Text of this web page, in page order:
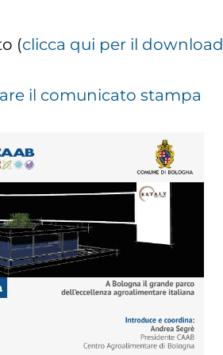
(clicca qui per il download
il comunicato stampa